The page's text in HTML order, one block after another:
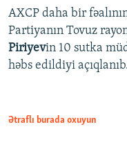
AXCP daha bir
Partiyanın Tovuz
Piriyevin 10 sutka
həbs edildiyi
Ətraflı burada oxuyun